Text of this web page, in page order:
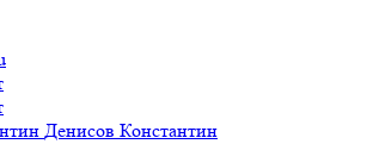
Денисов Константин